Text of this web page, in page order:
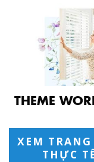
THEME
XEM TRANG
THỰC